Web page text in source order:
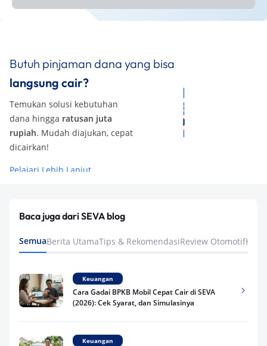
Butuh pinjaman dana yang bisa
langsung cair?
Temukan solusi kebutuhan
dana hingga ratusan juta
rupiah. Mudah diajukan, cepat
dicairkan!
Pelajari Lebih Lanjut
Baca juga dari SEVA blog
SemuaBerita UtamaTips & RekomendasiReview Otomotif
Keuangan
Cara Gadai BPKB Mobil Cepat Cair di SEVA
(2026): Cek Syarat, dan Simulasinya
Keuangan